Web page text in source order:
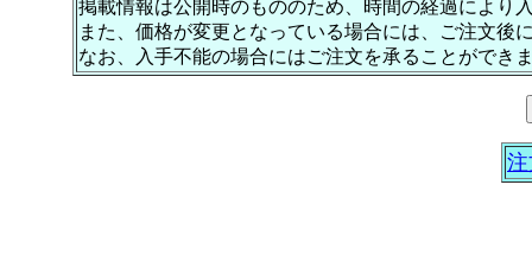
掲載情報は公開時のもののため、時間の経過により
また、価格が変更となっている場合には、ご注文後
なお、入手不能の場合にはご注文を承ることができ